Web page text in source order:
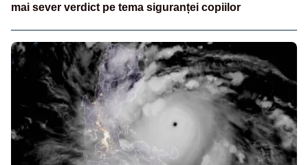
mai sever verdict pe tema siguranței copiilor